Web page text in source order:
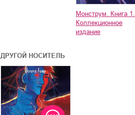
Монструм. Книга 1.
Коллекционное
издание
ДРУГОЙ НОСИТЕЛЬ